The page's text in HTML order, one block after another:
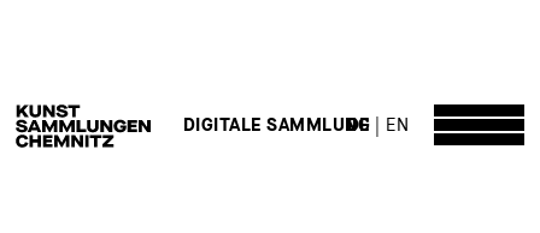
DE EN
DIGITALE SAMMLUNG